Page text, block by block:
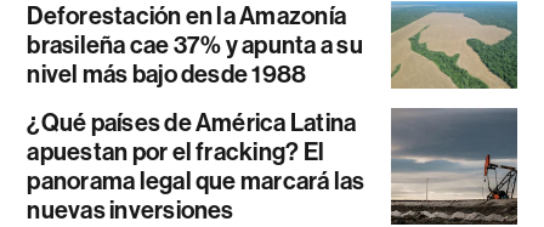
Deforestación en la Amazonía
brasileña cae 37% y apunta a su
nivel más bajo desde 1988
¿Qué países de América Latina
apuestan por el fracking? El
panorama legal que marcará las
nuevas inversiones